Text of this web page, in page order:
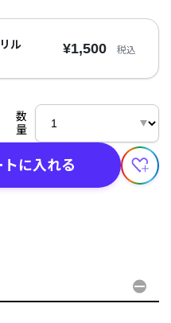
ル
¥1,500 税込
数
量
トに入れる